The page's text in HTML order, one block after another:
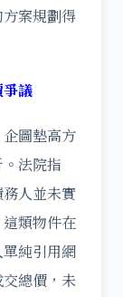
案規劃得
議
圖墊高方
法院指
人並未實
類物件在
純引用網
總價，未